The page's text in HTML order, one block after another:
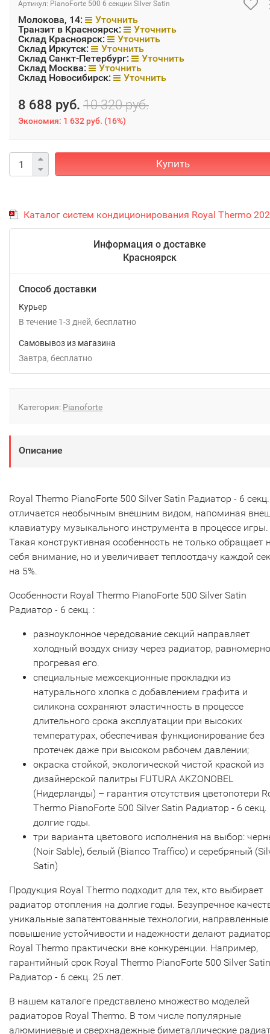
Артикул: PianoForte 500 6 секции Silver Satin
Молокова, 14:
Уточнить
Транзит в Красноярск:
Уточнить
Склад Красноярск:
Уточнить
Склад Иркутск:
Уточнить
Склад Санкт-Петербург:
Уточнить
Склад Москва:
Уточнить
Склад Новосибирск:
Уточнить
8 688 руб. 10 320 руб.
Экономия: 1 632 руб. (16%)
Купить
Каталог систем кондиционирования Royal Thermo
Информация о доставке
Красноярск
Способ доставки
Курьер
В течение 1-3 дней Бесплатно
Самовывоз из магазина
Завтра
Бесплатно
Категория: Pianoforte
Описание
Royal Thermo PianoForte 500 Silver Satin Радиатор - 6 секц.
отличается необычным внешним видом, напоминая
клавиатуру музыкального инструмента в процессе игры.
Такая конструктивная особенность не только обращает
себя внимание, но и увеличивает теплоотдачу каждой
на 5%.
Особенности Royal Thermo PianoForte 500 Silver Satin
Радиатор - 6 секц. :
разноуклонное чередование секций направляет
холодный воздух снизу через радиатор, равномерно
прогревая его.
специальные межсекционные прокладки из
натурального хлопка с добавлением графита и
силикона сохраняют эластичность в процессе
длительного срока эксплуатации при высоких
температурах, обеспечивая функционирование без
протечек даже при высоком рабочем давлении;
окраска стойкой, экологической чистой краской из
дизайнерской палитры FUTURA AKZONOBEL
(Нидерланды) – гарантия отсутствия цветопотери
Thermo PianoForte 500 Silver Satin Радиатор - 6 секц.
долгие годы.
три варианта цветового исполнения на выбор:
(Noir Sable), белый (Bianco Traffico) и серебряный
Satin)
Продукция Royal Thermo подходит для тех, кто выбирает
радиатор отопления на долгие годы. Безупречное
уникальные запатентованные технологии,
повышение устойчивости и надежности делают
Royal Thermo практически вне конкуренции. Например,
гарантийный срок Royal Thermo PianoForte 500 Silver Satin
Радиатор - 6 секц. 25 лет.
В нашем каталоге представлено множество моделей
радиаторов Royal Thermo. В том числе популярные
алюминиевые и сверхнадежные биметаллические